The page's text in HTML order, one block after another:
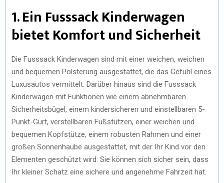
1. Ein Fusssack Kinderwagen
bietet Komfort und Sicherheit
Die Fusssack Kinderwagen sind mit einer weichen, weichen
und bequemen Polsterung ausgestattet, die das Gefühl eines
Luxusautos vermittelt. Darüber hinaus sind die Fusssack
Kinderwagen mit Funktionen wie einem abnehmbaren
Sicherheitsbügel, einem kindersicheren und einstellbaren 5-
Punkt-Gurt, verstellbaren Fußstützen, einer weichen und
bequemen Kopfstütze, einem robusten Rahmen und einer
großen Sonnenhaube ausgestattet, mit der Ihr Kind vor den
Elementen geschützt wird. Sie können sich sicher sein, dass
Ihr kleiner Schatz eine sichere und angenehme Fahrzeit hat.